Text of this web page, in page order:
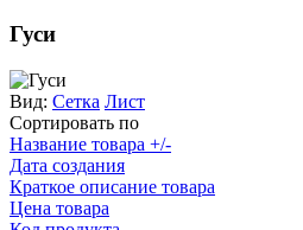
Гуси
Вид: Сетка Лист
Сортировать по
Название товара +/-
Дата создания
Краткое описание товара
Цена товара